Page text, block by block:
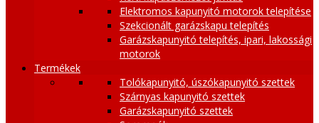
Elektromos kapunyitó motorok telepítése
Szekcionált garázskapu telepítés
Garázskapunyitó telepítés, ipari, lakossági
motorok
Termékek
Tolókapunyitó, úszókapunyitó szettek
Szárnyas kapunyitó szettek
Garázskapunyitó szettek